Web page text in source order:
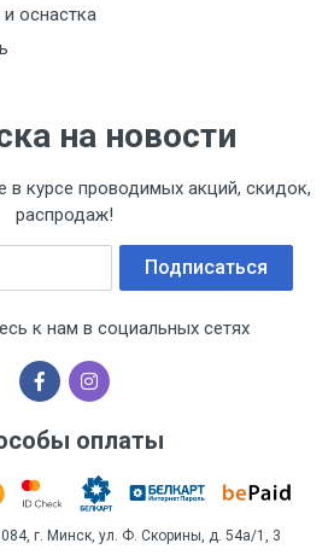
оснастка
на новости
в курсе проводимых акций, скидок,
распродаж!
Подписаться
к нам в социальных сетях
оплаты
г. Минск, ул. Ф. Скорины, д. 54а/1, 3